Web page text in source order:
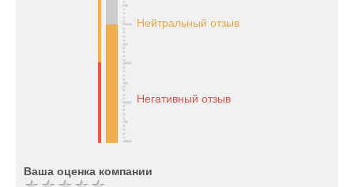
Нейтральный отзыв
Негативный отзыв
Ваша оценка компании